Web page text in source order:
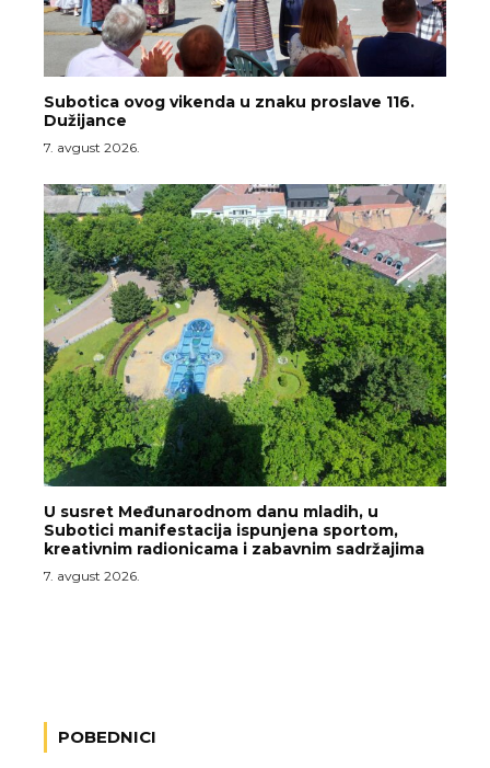
Subotica ovog vikenda u znaku proslave 116.
Dužijance
7. avgust 2026.
U susret Međunarodnom danu mladih, u
Subotici manifestacija ispunjena sportom,
kreativnim radionicama i zabavnim sadržajima
7. avgust 2026.
POBEDNICI